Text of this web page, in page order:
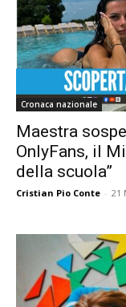
Cronaca nazionale
Maestra
OnlyFans, il
della scuola”
Cristian Pio Conte - 21